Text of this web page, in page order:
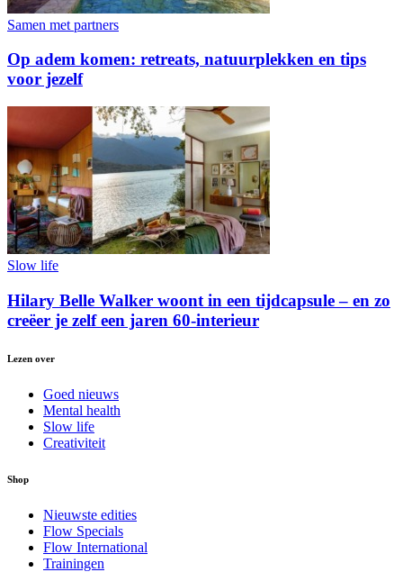
Samen met partners
Op adem komen: retreats, natuurplekken en tips
voor jezelf
Slow life
Hilary Belle Walker woont in een tijdcapsule – en zo
creëer je zelf een jaren 60-interieur
Lezen over
Goed nieuws
Mental health
Slow life
Creativiteit
Shop
Nieuwste edities
Flow Specials
Flow International
Trainingen